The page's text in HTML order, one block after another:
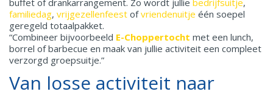
buffet of drankarrangement. Zo wordt jullie bedrijfsuitje,
familiedag, vrijgezellenfeest ofvriendenuitje één soepel
geregeld totaalpakket.
“Combineer bijvoorbeeld E-Choppertocht met een lunch,
borrel of barbecue en maak van jullie activiteit een compleet
verzorgd groepsuitje.”
Van losse activiteit naar